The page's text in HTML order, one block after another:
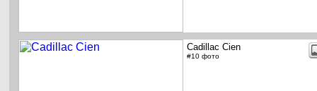
Cadillac Cien
#10 фото